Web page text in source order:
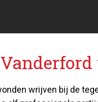
wrijven bij de